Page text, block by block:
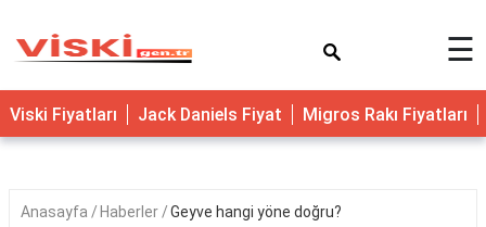
☰
Viski Fiyatları Jack Daniels Fiyat Migros Rakı Fiyatları
Anasayfa Haberler Geyve hangi yöne doğru?